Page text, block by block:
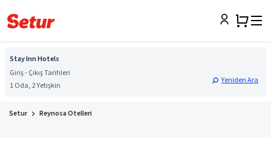
Stay Inn Hotels
Giriş - Çıkış Tarihleri
1 Oda, 2 Yetişkin
Yeniden Ara
Setur Reynosa Otelleri